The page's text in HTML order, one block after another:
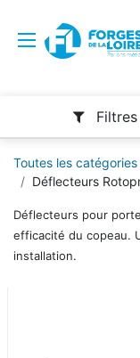
Filtres
Toutes les catégories
Déflecteurs
Déflecteurs pour
efficacité du copeau.
installation.